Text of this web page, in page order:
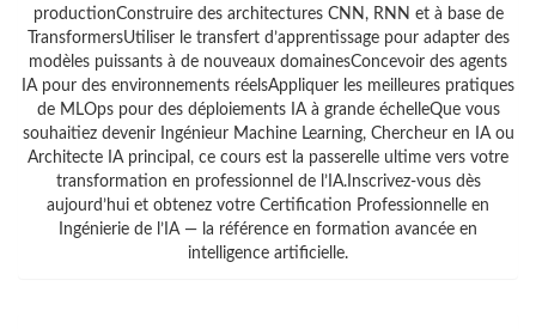
productionConstruire des architectures CNN, RNN et à base de
TransformersUtiliser le transfert d’apprentissage pour adapter des
modèles puissants à de nouveaux domainesConcevoir des agents
IA pour des environnements réelsAppliquer les meilleures pratiques
de MLOps pour des déploiements IA à grande échelleQue vous
souhaitiez devenir Ingénieur Machine Learning, Chercheur en IA ou
Architecte IA principal, ce cours est la passerelle ultime vers votre
transformation en professionnel de l’IA.Inscrivez-vous dès
aujourd’hui et obtenez votre Certification Professionnelle en
Ingénierie de l’IA — la référence en formation avancée en
intelligence artificielle.